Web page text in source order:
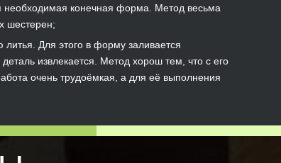
необходимая конечная форма. Метод весьма
шестерен;
Для этого в форму заливается
извлекается. Метод хорош тем, что с его
очень трудоёмкая, а для её выполнения